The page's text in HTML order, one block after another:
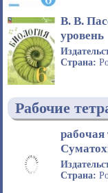
В. В.
уровень
Страна:
Рабочие
Страна: